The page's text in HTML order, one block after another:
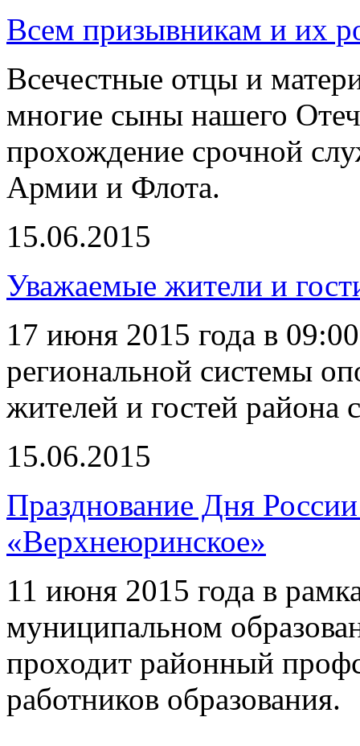
Всем призывникам и их
Всечестные отцы и
многие сыны нашего
прохождение срочной
Армии и Флота.
15.06.2015
Уважаемые жители и
17 июня 2015 года в
региональной системы
жителей и гостей района
15.06.2015
Празднование Дня
«Верхнеюринское»
11 июня 2015 года в
муниципальном
проходит районный
работников образования.